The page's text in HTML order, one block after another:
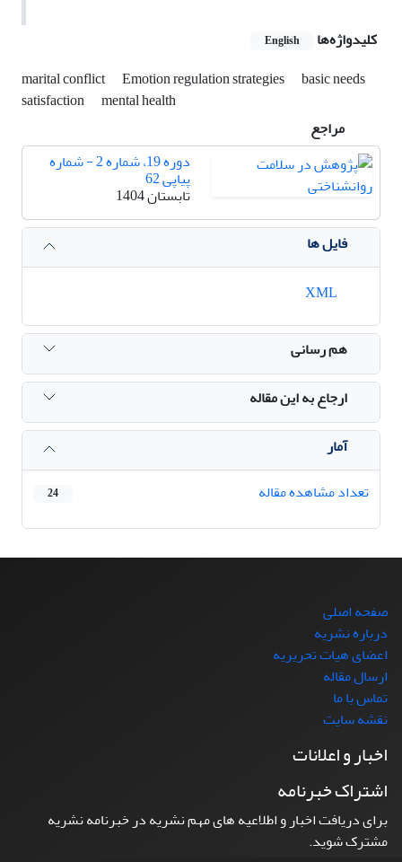
کلیدواژه‌ها
English
marital conflict Emotion regulation strategies
basic needs
satisfaction
mental health
مراجع
دوره 19، شماره 2 - شماره
پیاپی 62
تابستان 1404
فایل ها
هم رسانی
ارجاع به این مقاله
آمار
تعداد مشاهده مقاله
24
صفحه اصلی
درباره نشریه
اعضای هیات تحریریه
ارسال مقاله
تماس با ما
نقشه سایت
اخبار و اعلانات
اشتراک خبرنامه
برای دریافت اخبار و اطلاعیه های مهم نشریه در خبرنامه نشریه
مشترک شوید.